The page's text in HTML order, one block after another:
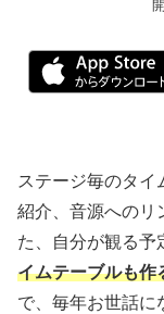
ステージ毎のタイ
紹介、音源へのリ
た、自分が観る予
イムテーブルも作
で、毎年お世話に